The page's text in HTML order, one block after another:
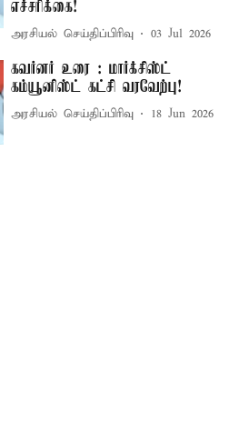
எச்சரிக்கை!
அரசியல் செய்திப்பிரிவு 03 Jul 2026
கவர்னர் உரை : மார்க்சிஸ்ட்
கம்யூனிஸ்ட் கட்சி வரவேற்பு!
அரசியல் செய்திப்பிரிவு 18 Jun 2026